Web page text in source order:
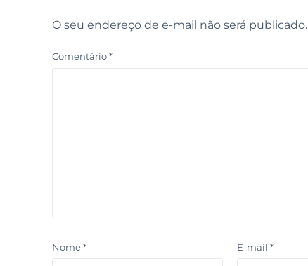
O seu endereço de e-mail não será publicado.
Comentário *
Nome * E-mail*